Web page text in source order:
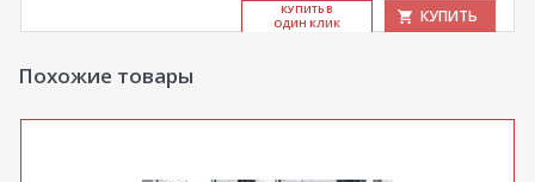
КУ­ПИТЬ В
ОДИН КЛИК
КУПИТЬ
Похожие товары